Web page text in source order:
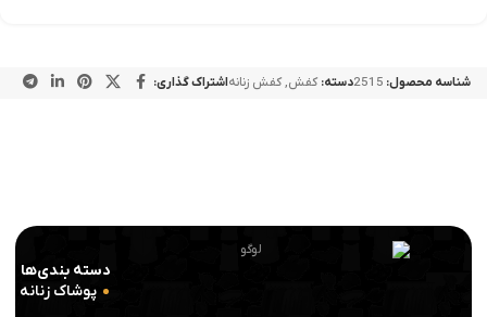
شناسه محصول: 2515دسته: کفش, کفش زنانهاشتراک گذاری:
دسته بندی‌ها
پوشاک زنانه